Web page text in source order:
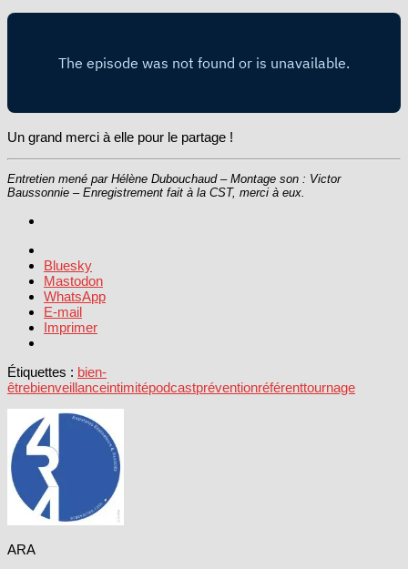
Un grand merci à elle pour le partage !
Entretien mené par Hélène Dubouchaud – Montage son : Victor
Baussonnie – Enregistrement fait à la CST, merci à eux.
Bluesky
Mastodon
WhatsApp
E-mail
Imprimer
Étiquettes : bien-
êtrebienveillanceintimitépodcastpréventionréférenttournage
ARA